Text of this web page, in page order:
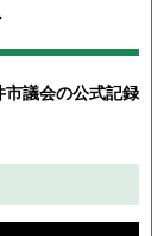
市議会の公式記録